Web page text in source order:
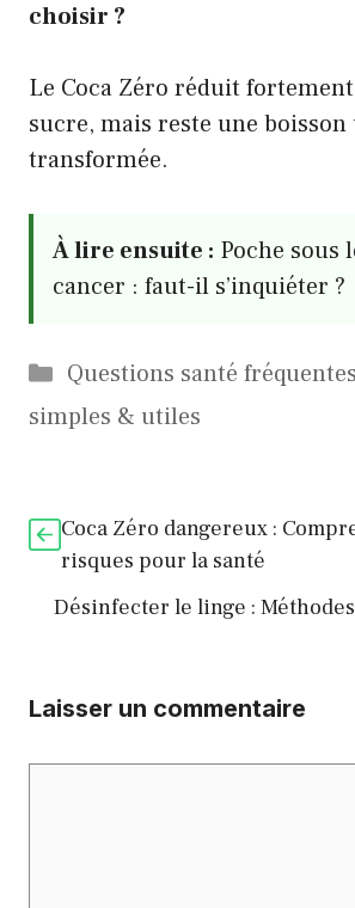
choisir ?
Le Coca Zéro réduit
sucre, mais reste une
transformée.
À lire ensuite : Poche sous
cancer : faut-il s’inquiéter ?
Catégories
Questions santé
simples & utiles
Coca Zéro dangereux :
risques pour la santé
Désinfecter le linge :
Laisser un commentaire